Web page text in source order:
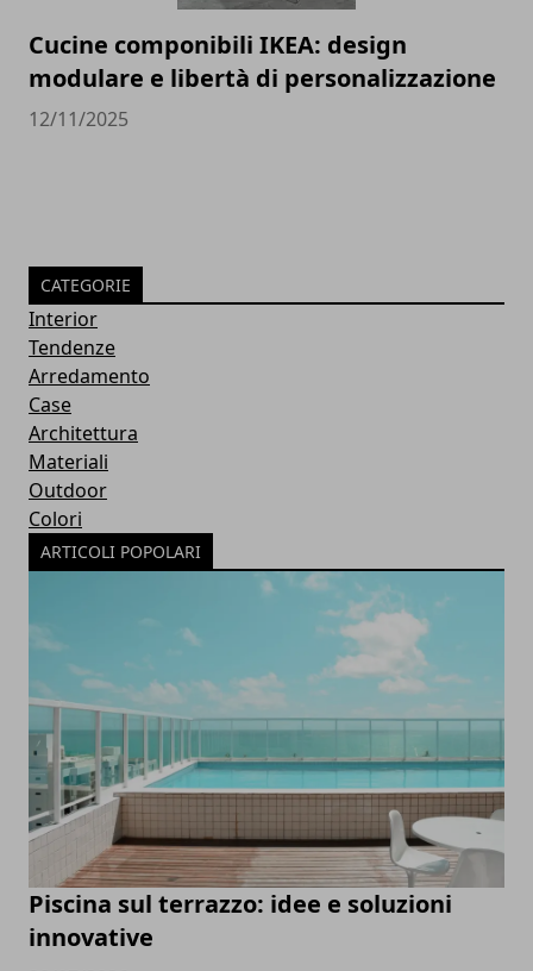
Cucine componibili IKEA: design
modulare e libertà di personalizzazione
12/11/2025
CATEGORIE
Interior
Tendenze
Arredamento
Case
Architettura
Materiali
Outdoor
Colori
ARTICOLI POPOLARI
Piscina sul terrazzo: idee e soluzioni
innovative